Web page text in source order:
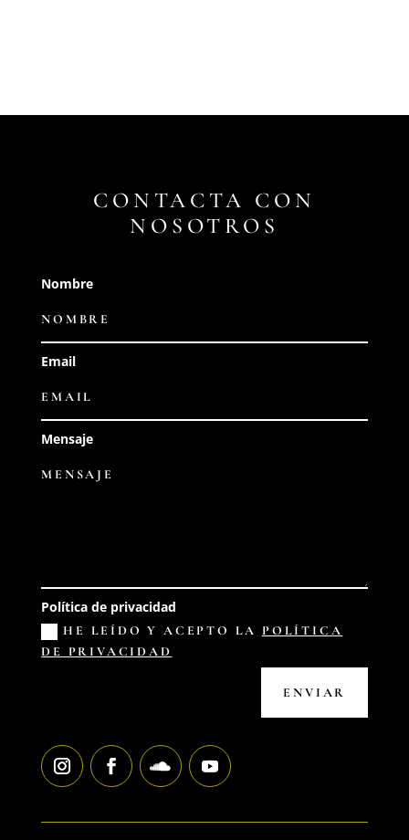
CONTACTA CON
NOSOTROS
Nombre
Email
Mensaje
Política de privacidad
HE LEÍDO Y ACEPTO LA POLÍTICA
DE PRIVACIDAD
ENVIAR